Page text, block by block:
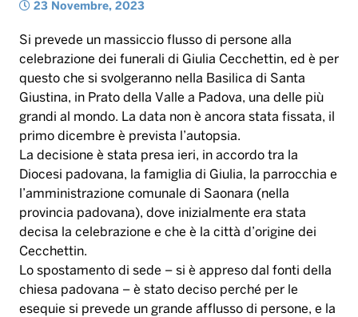
23 Novembre, 2023
Si prevede un massiccio flusso di persone alla
celebrazione dei funerali di Giulia Cecchettin, ed è per
questo che si svolgeranno nella Basilica di Santa
Giustina, in Prato della Valle a Padova, una delle più
grandi al mondo. La data non è ancora stata fissata, il
primo dicembre è prevista l’autopsia.
La decisione è stata presa ieri, in accordo tra la
Diocesi padovana, la famiglia di Giulia, la parrocchia e
l’amministrazione comunale di Saonara (nella
provincia padovana), dove inizialmente era stata
decisa la celebrazione e che è la città d’origine dei
Cecchettin.
Lo spostamento di sede – si è appreso dal fonti della
chiesa padovana – è stato deciso perché per le
esequie si prevede un grande afflusso di persone, e la